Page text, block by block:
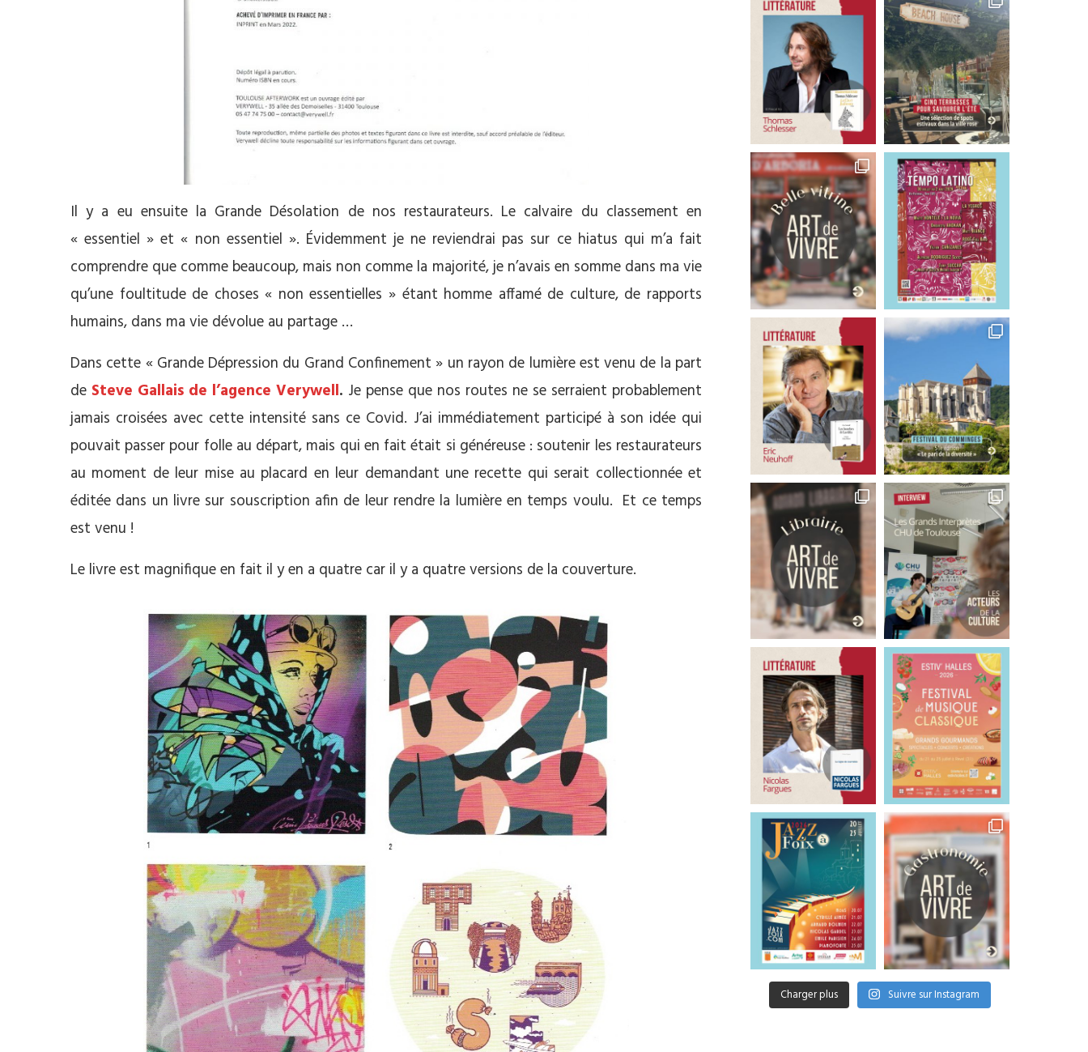
Il y a eu ensuite la Grande Désolation de nos restaurateurs. Le calvaire du classement en
« essentiel » et « non essentiel ». Évidemment je ne reviendrai pas sur ce hiatus qui m’a fait
comprendre que comme beaucoup, mais non comme la majorité, je n’avais en somme dans ma vie
qu’une foultitude de choses « non essentielles » étant homme affamé de culture, de rapports
humains, dans ma vie dévolue au partage …
Dans cette « Grande Dépression du Grand Confinement » un rayon de lumière est venu de la part
de Steve Gallais de l’agence Verywell. Je pense que nos routes ne se serraient probablement
jamais croisées avec cette intensité sans ce Covid. J’ai immédiatement participé à son idée qui
pouvait passer pour folle au départ, mais qui en fait était si généreuse : soutenir les restaurateurs
au moment de leur mise au placard en leur demandant une recette qui serait collectionnée et
éditée dans un livre sur souscription afin de leur rendre la lumière en temps voulu. Et ce temps
est venu !
Le livre est magnifique en fait il y en a quatre car il y a quatre versions de la couverture.
Charger plus Suivre sur Instagram